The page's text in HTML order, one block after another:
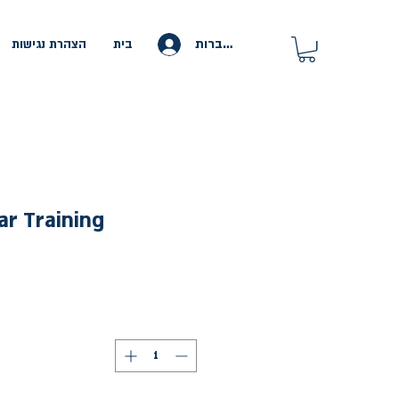
בית הצהרת נגישות להתחברות
Training